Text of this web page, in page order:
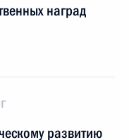
наград
развитию